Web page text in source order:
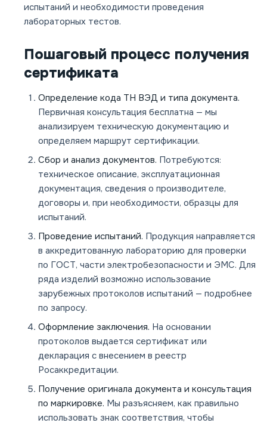
испытаний и необходимости проведения
лабораторных тестов.
Пошаговый процесс получения
сертификата
Определение кода ТН ВЭД и типа документа.
Первичная консультация бесплатна — мы
анализируем техническую документацию и
определяем маршрут сертификации.
Сбор и анализ документов. Потребуются:
техническое описание, эксплуатационная
документация, сведения о производителе,
договоры и, при необходимости, образцы для
испытаний.
Проведение испытаний. Продукция направляется
в аккредитованную лабораторию для проверки
по ГОСТ, части электробезопасности и ЭМС. Для
ряда изделий возможно использование
зарубежных протоколов испытаний — подробнее
по запросу.
Оформление заключения. На основании
протоколов выдается сертификат или
декларация с внесением в реестр
Росаккредитации.
Получение оригинала документа и консультация
по маркировке. Мы разъясняем, как правильно
использовать знак соответствия, чтобы